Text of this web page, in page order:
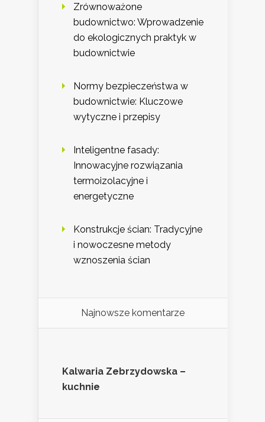
Zrównoważone
budownictwo: Wprowadzenie
do ekologicznych praktyk w
budownictwie
Normy bezpieczeństwa w
budownictwie: Kluczowe
wytyczne i przepisy
Inteligentne fasady:
Innowacyjne rozwiązania
termoizolacyjne i
energetyczne
Konstrukcje ścian: Tradycyjne
i nowoczesne metody
wznoszenia ścian
Najnowsze komentarze
Kalwaria Zebrzydowska –
kuchnie